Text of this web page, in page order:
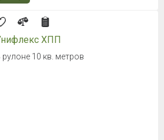
ХПП
рулоне 10 кв. метров